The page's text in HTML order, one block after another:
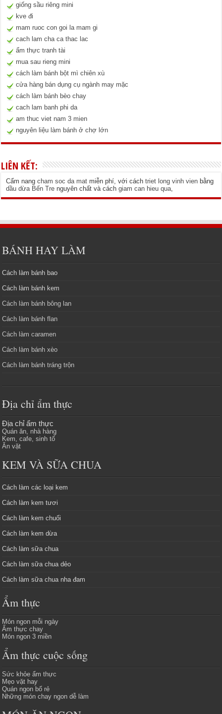
giống sầu riêng mini
kve đi
mam ruoc con goi la mam gi
cach lam cha ca thac lac
ẩm thực tranh tài
mua sau rieng mini
cách làm bánh bột mì chiên xù
cửa hàng bán dụng cụ ngành may mặc
cách làm bánh bèo chay
cach lam banh phi da
am thuc viet nam 3 mien
nguyên liệu làm bánh ở chợ lớn
LIÊN KẾT:
Cẩm nangcham soc da mat miễn phí, với cáchtriet long vinh vien bằng
dầu dừa Bến Tre nguyên chất và cáchgiam can hieu qua
BÁNH HAY LÀM
Cách làm bánh bao
Cách làm bánh kem
Cách làm bánh bông lan
Cách làm bánh flan
Cách làm caramen
Cách làm bánh xèo
Cách làm bánh tráng trộn
Địa chỉ ẩm thực
Địa chỉ ẩm thực
Quán ăn, nhà hàng
Kem, cafe, sinh tố
Ăn vặt
KEM VÀ SỮA CHUA
Cách làm các loại kem
Cách làm kem tươi
Cách làm kem chuối
Cách làm kem dừa
Cách làm sữa chua
Cách làm sữa chua dẻo
Cách làm sữa chua nha đam
Ẩm thực
Món ngon mỗi ngày
Ẩm thực chay
Món ngon 3 miền
Ẩm thực cuộc sống
Sức khỏe ẩm thực
Mẹo vặt hay
Quán ngon bổ rẻ
Những món chay ngon dễ làm